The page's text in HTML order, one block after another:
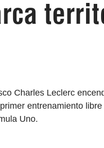
Charles Leclerc
entrenamiento
Uno.